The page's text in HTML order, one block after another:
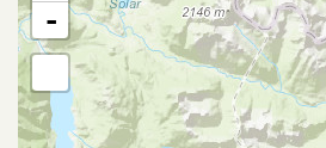
-